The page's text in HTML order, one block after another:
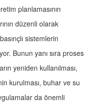
planlamasının
düzenli olarak
sistemlerin
Bunun yanı sıra proses
yeniden kullanılması,
kurulması, buhar ve su
da önemli